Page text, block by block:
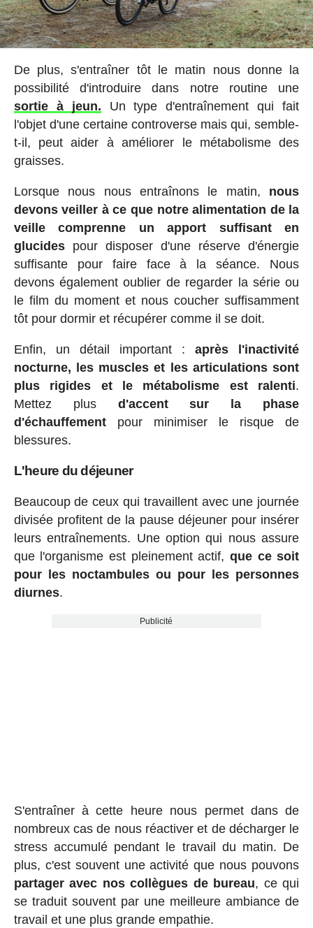
De plus, s'entraîner tôt le matin nous donne la
possibilité d'introduire dans notre routine une
sortie à jeun. Un type d'entraînement qui fait
l'objet d'une certaine controverse mais qui, semble-
t-il, peut aider à améliorer le métabolisme des
graisses.
Lorsque nous nous entraînons le matin, nous
devons veiller à ce que notre alimentation de la
veille comprenne un apport suffisant en
glucidespour disposer d'une réserve d'énergie
suffisante pour faire face à la séance. Nous
devons également oublier de regarder la série ou
le film du moment et nous coucher suffisamment
tôt pour dormir et récupérer comme il se doit.
Enfin, un détail important :après l'inactivité
nocturne, les muscles et les articulations sont
plus rigides et le métabolisme est ralenti.
Mettez plus d'accent sur la phase
d'échauffementpour minimiser le risque de
blessures.
L'heure du déjeuner
Beaucoup de ceux qui travaillent avec une journée
divisée profitent de la pause déjeuner pour insérer
leurs entraînements. Une option qui nous assure
que l'organisme est pleinement actif, que ce soit
pour les noctambules ou pour les personnes
diurnes.
Publicité
S'entraîner à cette heure nous permet dans de
nombreux cas de nous réactiver et de décharger le
stress accumulé pendant le travail du matin. De
plus, c'est souvent une activité que nous pouvons
partager avec nos collègues de bureau, ce qui
se traduit souvent par une meilleure ambiance de
travail et une plus grande empathie.